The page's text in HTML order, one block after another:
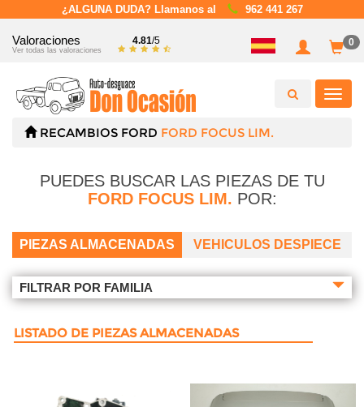
¿ALGUNA DUDA? Llamanos al 962 441 267
Valoraciones
Ver todas las valoraciones
4.81/5 0
RECAMBIOS FORD FORD FOCUS LIM.
PUEDES BUSCAR LAS PIEZAS DE TU
FORD FOCUS LIM. POR:
PIEZAS ALMACENADAS VEHICULOS DESPIECE
FILTRAR POR FAMILIA
LISTADO DE PIEZAS ALMACENADAS